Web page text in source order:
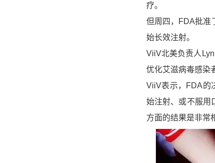
疗。
但周四，FDA批准
始长效注射。
ViiV北美负责人
优化艾滋病毒感染
ViiV表示，FDA的
始注射、或不服用
方面的结果是非常